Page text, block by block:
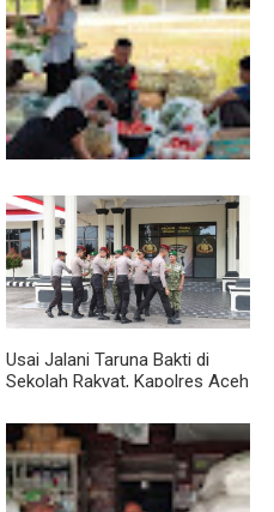
Babinsa Turun ke Pasar, Harga
dan Ketersediaan Sembako
Dipantau
Usai Jalani Taruna Bakti di
Sekolah Rakyat, Kapolres Aceh
Perwira Polri